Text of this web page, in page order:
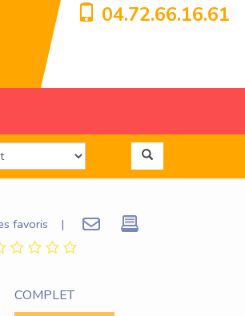
04.72.66.16.61
favoris |
COMPLET